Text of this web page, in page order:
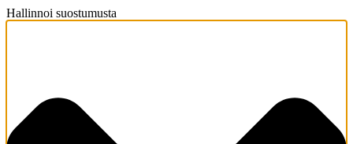
Hallinnoi suostumusta